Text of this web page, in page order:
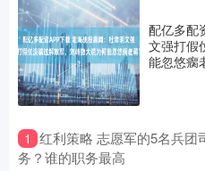
配亿多配
文强打假
能忽悠瘸
1 红利策略 志愿军的5名兵团
务？谁的职务最高